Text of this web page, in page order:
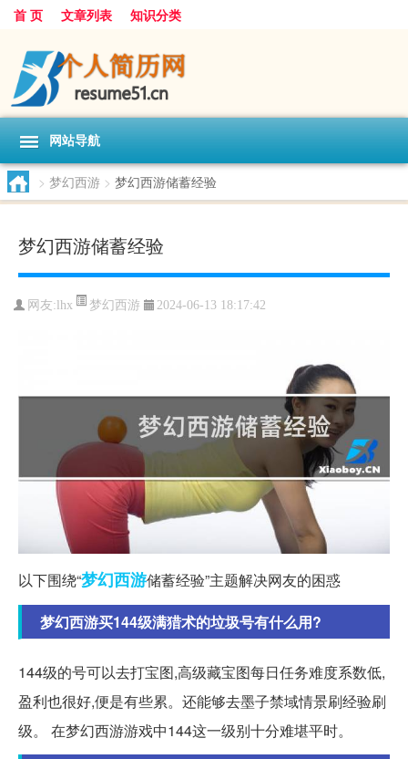
首 页 文章列表 知识分类
网站导航
> 梦幻西游 > 梦幻西游储蓄经验
梦幻西游储蓄经验
网友: lhx 梦幻西游 2024-06-13 18:17:42
以下围绕“梦幻西游储蓄经验”主题解决网友的困惑
梦幻西游买144级满猎术的垃圾号有什么用?
144级的号可以去打宝图,高级藏宝图每日任务难度系数低,
盈利也很好,便是有些累。还能够去墨子禁域情景刷经验刷
级。 在梦幻西游游戏中144这一级别十分难堪平时。